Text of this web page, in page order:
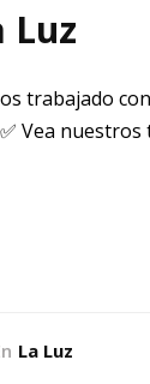
Luz
trabajado
Vea
La Luz